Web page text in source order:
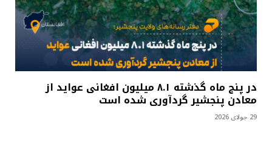
در پنج ماه گذشته ۸.۱ میلیون افغانی عواید از
معادن پنجشیر گردآوری شده است
29 جولای 2026